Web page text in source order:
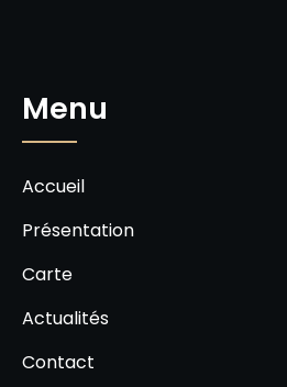
Menu
Accueil
Présentation
Carte
Actualités
Contact